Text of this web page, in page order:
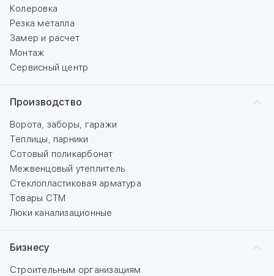
Колеровка
Резка металла
Замер и расчет
Монтаж
Сервисный центр
Производство
Ворота, заборы, гаражи
Теплицы, парники
Сотовый поликарбонат
Межвенцовый утеплитель
Стеклопластиковая арматура
Товары СТМ
Люки канализационные
Бизнесу
Строительным организациям